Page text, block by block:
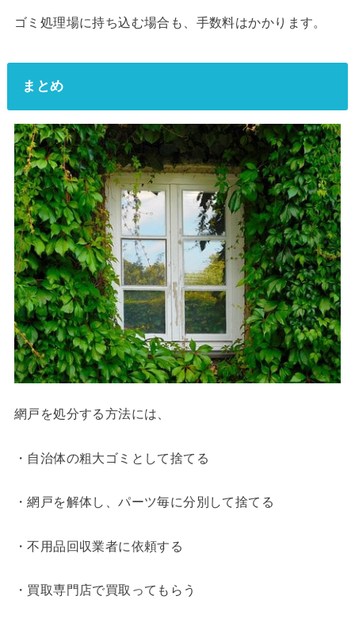
ゴミ処理場に持ち込む場合も、手数料はかかります。
まとめ
網戸を処分する方法には、
・自治体の粗大ゴミとして捨てる
・網戸を解体し、パーツ毎に分別して捨てる
・不用品回収業者に依頼する
・買取専門店で買取ってもらう